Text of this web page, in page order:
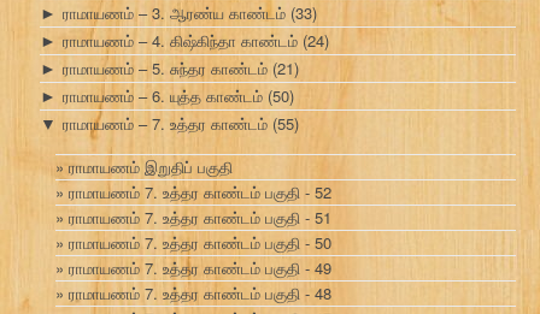
► ராமாயணம் – 3. ஆரண்ய காண்டம் (33)
► ராமாயணம் – 4. கிஷ்கிந்தா காண்டம் (24)
► ராமாயணம் – 5. சுந்தர காண்டம் (21)
► ராமாயணம் – 6. யுத்த காண்டம் (50)
▼ ராமாயணம் – 7. உத்தர காண்டம் (55)
ராமாயணம் இறுதிப் பகுதி
ராமாயணம் 7. உத்தர காண்டம் பகுதி - 52
ராமாயணம் 7. உத்தர காண்டம் பகுதி - 51
ராமாயணம் 7. உத்தர காண்டம் பகுதி - 50
ராமாயணம் 7. உத்தர காண்டம் பகுதி - 49
ராமாயணம் 7. உத்தர காண்டம் பகுதி - 48